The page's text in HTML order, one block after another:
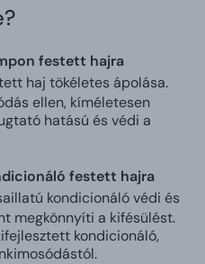
festett hajra
haj tökéletes ápolása.
ellen, kíméletesen
hatású és védi a
festett hajra
kondicionáló védi és
megkönnyíti a kifésülést.
kondicionáló,